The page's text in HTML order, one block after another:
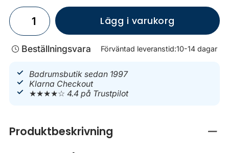
Lägg i varukorg
Beställningsvara Förväntad leveranstid:10-14 dagar
Badrumsbutik sedan 1997
Klarna Checkout
★★★★☆4.4 på Trustpilot
Produktbeskrivning